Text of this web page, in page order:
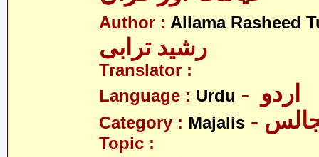
Author : Allama Rasheed
رشید ترابی
Translator :
Language : Urdu
Category : Majalis
Topic :